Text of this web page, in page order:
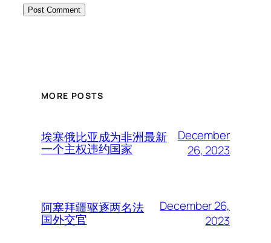
MORE POSTS
埃塞俄比亚成为非洲最新
一个主权违约国家
December
26, 2023
阿塞拜疆驱逐两名法
国外交官
December 26,
2023